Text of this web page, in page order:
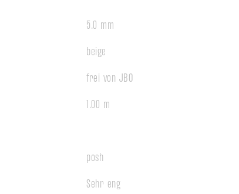
5.0 mm
beige
frei von JBO
1.00 m
posh
Sehr eng